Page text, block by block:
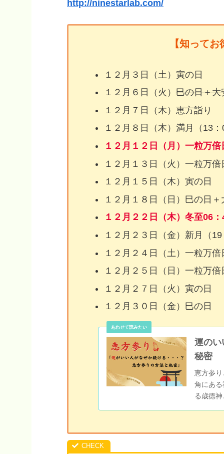
http://ninestarlab.com/
【知って
１２月３日（土）寅の日
１２月６日（火）巳の日＋大
１２月７日（木）恵方詣り
１２月８日（木）満月（13
１２月１２日（月）一粒万倍
１２月１３日（火）一粒万倍
１２月１５日（木）寅の日
１２月１８日（日）巳の日＋
１２月２２日（木）冬至06
１２月２３日（金）新月（
１２月２４日（土）一粒万倍
１２月２５日（日）一粒万倍
１２月２７日（火）寅の日
１２月３０日（金）巳の日
運のい
秘密
恵方参
角にあ
る歳徳